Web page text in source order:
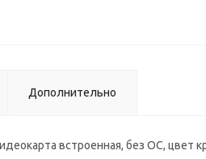
Дополнительно
встроенная, без ОС, цвет